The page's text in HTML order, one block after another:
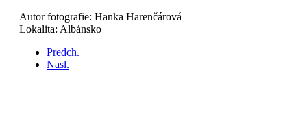
Autor fotografie: Hanka Harenčárová
Lokalita: Albánsko
Predch.
Nasl.